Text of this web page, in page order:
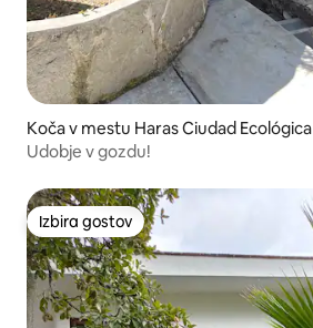
Koča v mestu Haras Ciudad Ecológica
Udobje v gozdu!
Izbira gostov
Izbira gostov